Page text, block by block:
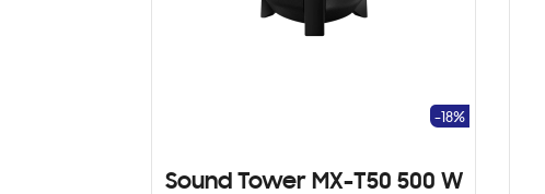
Sound Tower MX-T50 500 W
-18%